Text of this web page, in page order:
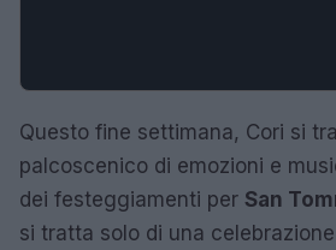
Questo fine settimana, Cori si
palcoscenico di emozioni e
dei festeggiamenti per San
si tratta solo di una